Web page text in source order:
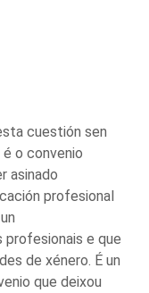
cuestión sen
o convenio
asinado
profesional
e que
de xénero. É un
que deixou